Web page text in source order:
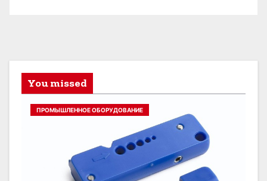
You missed
ПРОМЫШЛЕННОЕ ОБОРУДОВАНИЕ